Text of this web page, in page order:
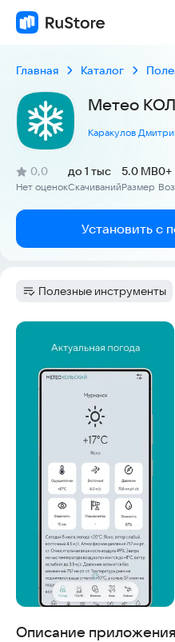
Главная Каталог
Метео
Каракулов
Рейтинг:
0,0
(
Нет оценок
)
Скачиваний
до 1 тыс
Размер
5.0 MB0+
Установить с
Категория:
Полезные инструменты
Скриншоты
Описание приложения